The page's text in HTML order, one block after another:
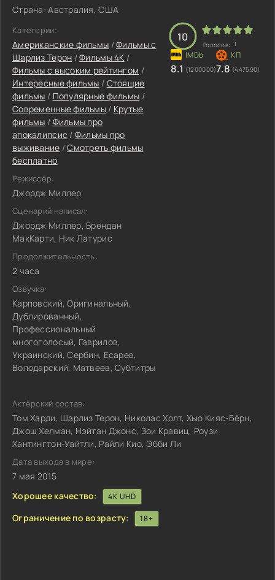
Страна: Австралия, США
Категории:
Американские фильмы /Фильмы c
Шарлиз Терон /Фильмы 4K /
Фильмы с высоким рейтингом /
Интересные фильмы / Стоящие
фильмы / Популярные фильмы /
Современные фильмы / Крутые
фильмы / Фильмы про
апокалипсис / Фильмы про
выживание /Смотреть фильмы
бесплатно
Режиссёр:
Джордж Миллер
Сценарий написал:
Джордж Миллер, Брендан
МакКарти, Ник Латурис
Продолжительность:
2 часа
Озвучка:
Карповский, Оригинальный,
Дублированный,
Профессиональный
многоголосый, Гаврилов,
Украинский, Сербин, Есарев,
Володарский, Матвеев, Субтитры
10
Голосов: 1
8.1 (1200000)7.8 (447590)
Актёрский состав:
Том Харди, Шарлиз Терон, Николас Холт, Хью Кияс-Бёрн,
Джош Хелман, Нэйтан Джонс, Зои Кравиц, Роузи
Хантингтон-Уайтли, Райли Кио, Эбби Ли
Дата выхода в мире:
7 мая 2015
Хорошее качество:
4K UHD
Ограничение по возрасту: 18+